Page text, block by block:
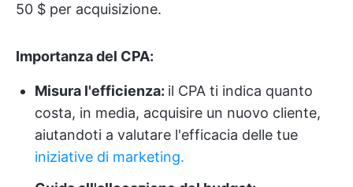
50 $ per acquisizione.
Importanza del CPA:
Misura l'efficienza: il CPA ti indica quanto
costa, in media, acquisire un nuovo cliente,
aiutandoti a valutare l'efficacia delle tue
iniziative di marketing.